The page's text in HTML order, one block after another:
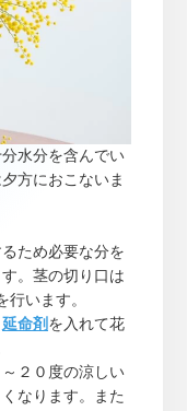
水分を含んでい
方におこないま
ため必要な分を
。茎の切り口は
行います。
延命剤 を入れて花
２０度の涼しい
なります。また